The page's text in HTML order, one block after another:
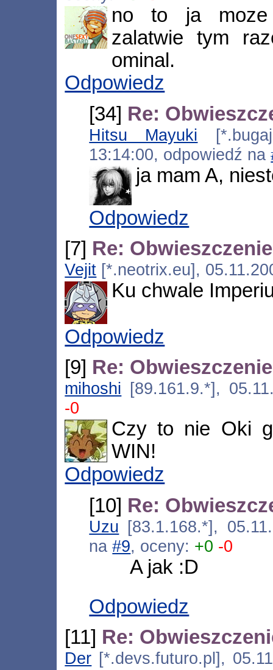
no to ja moze
zalatwie tym
ominal.
Odpowiedz
[34] Re:
Hitsu Mayuki
13:14:00, odpowiedź na
ja mam A,
Odpowiedz
[7] Re:
Vejit [*.neotrix.eu],
Ku chwale
Odpowiedz
[9] Re:
mihoshi [89.161.9.*],
-0
Czy to nie Oki
WIN!
Odpowiedz
[10] Re:
Uzu [83.1.168.*],
na#9, oceny: +0 -0
A jak :D
Odpowiedz
[11] Re:
Der [*.devs.futuro.pl],